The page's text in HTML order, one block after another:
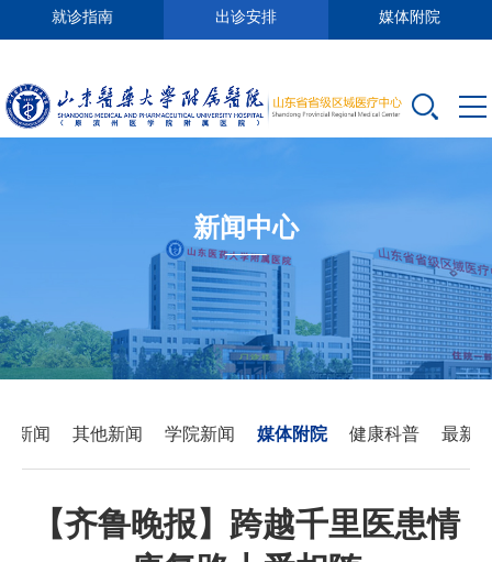
就诊指南 出诊安排 媒体附院
新闻中心
新闻 其他新闻 学院新闻 媒体附院 健康科普 最新
【齐鲁晚报】跨越千里医患情